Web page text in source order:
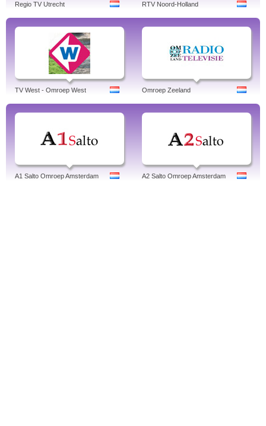
Regio TV Utrecht RTV Noord-Holland
TV West - Omroep West Omroep Zeeland
A1 Salto Omroep Amsterdam A2 Salto Omroep Amsterdam